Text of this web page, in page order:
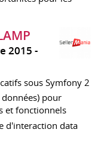
2015
sous Symfony 2
pour
et fonctionnels
d'interaction data